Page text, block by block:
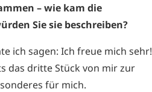
– wie kam die
Sie sie beschreiben?
ich sagen: Ich freue mich sehr!
das dritte Stück von mir zur
für mich.